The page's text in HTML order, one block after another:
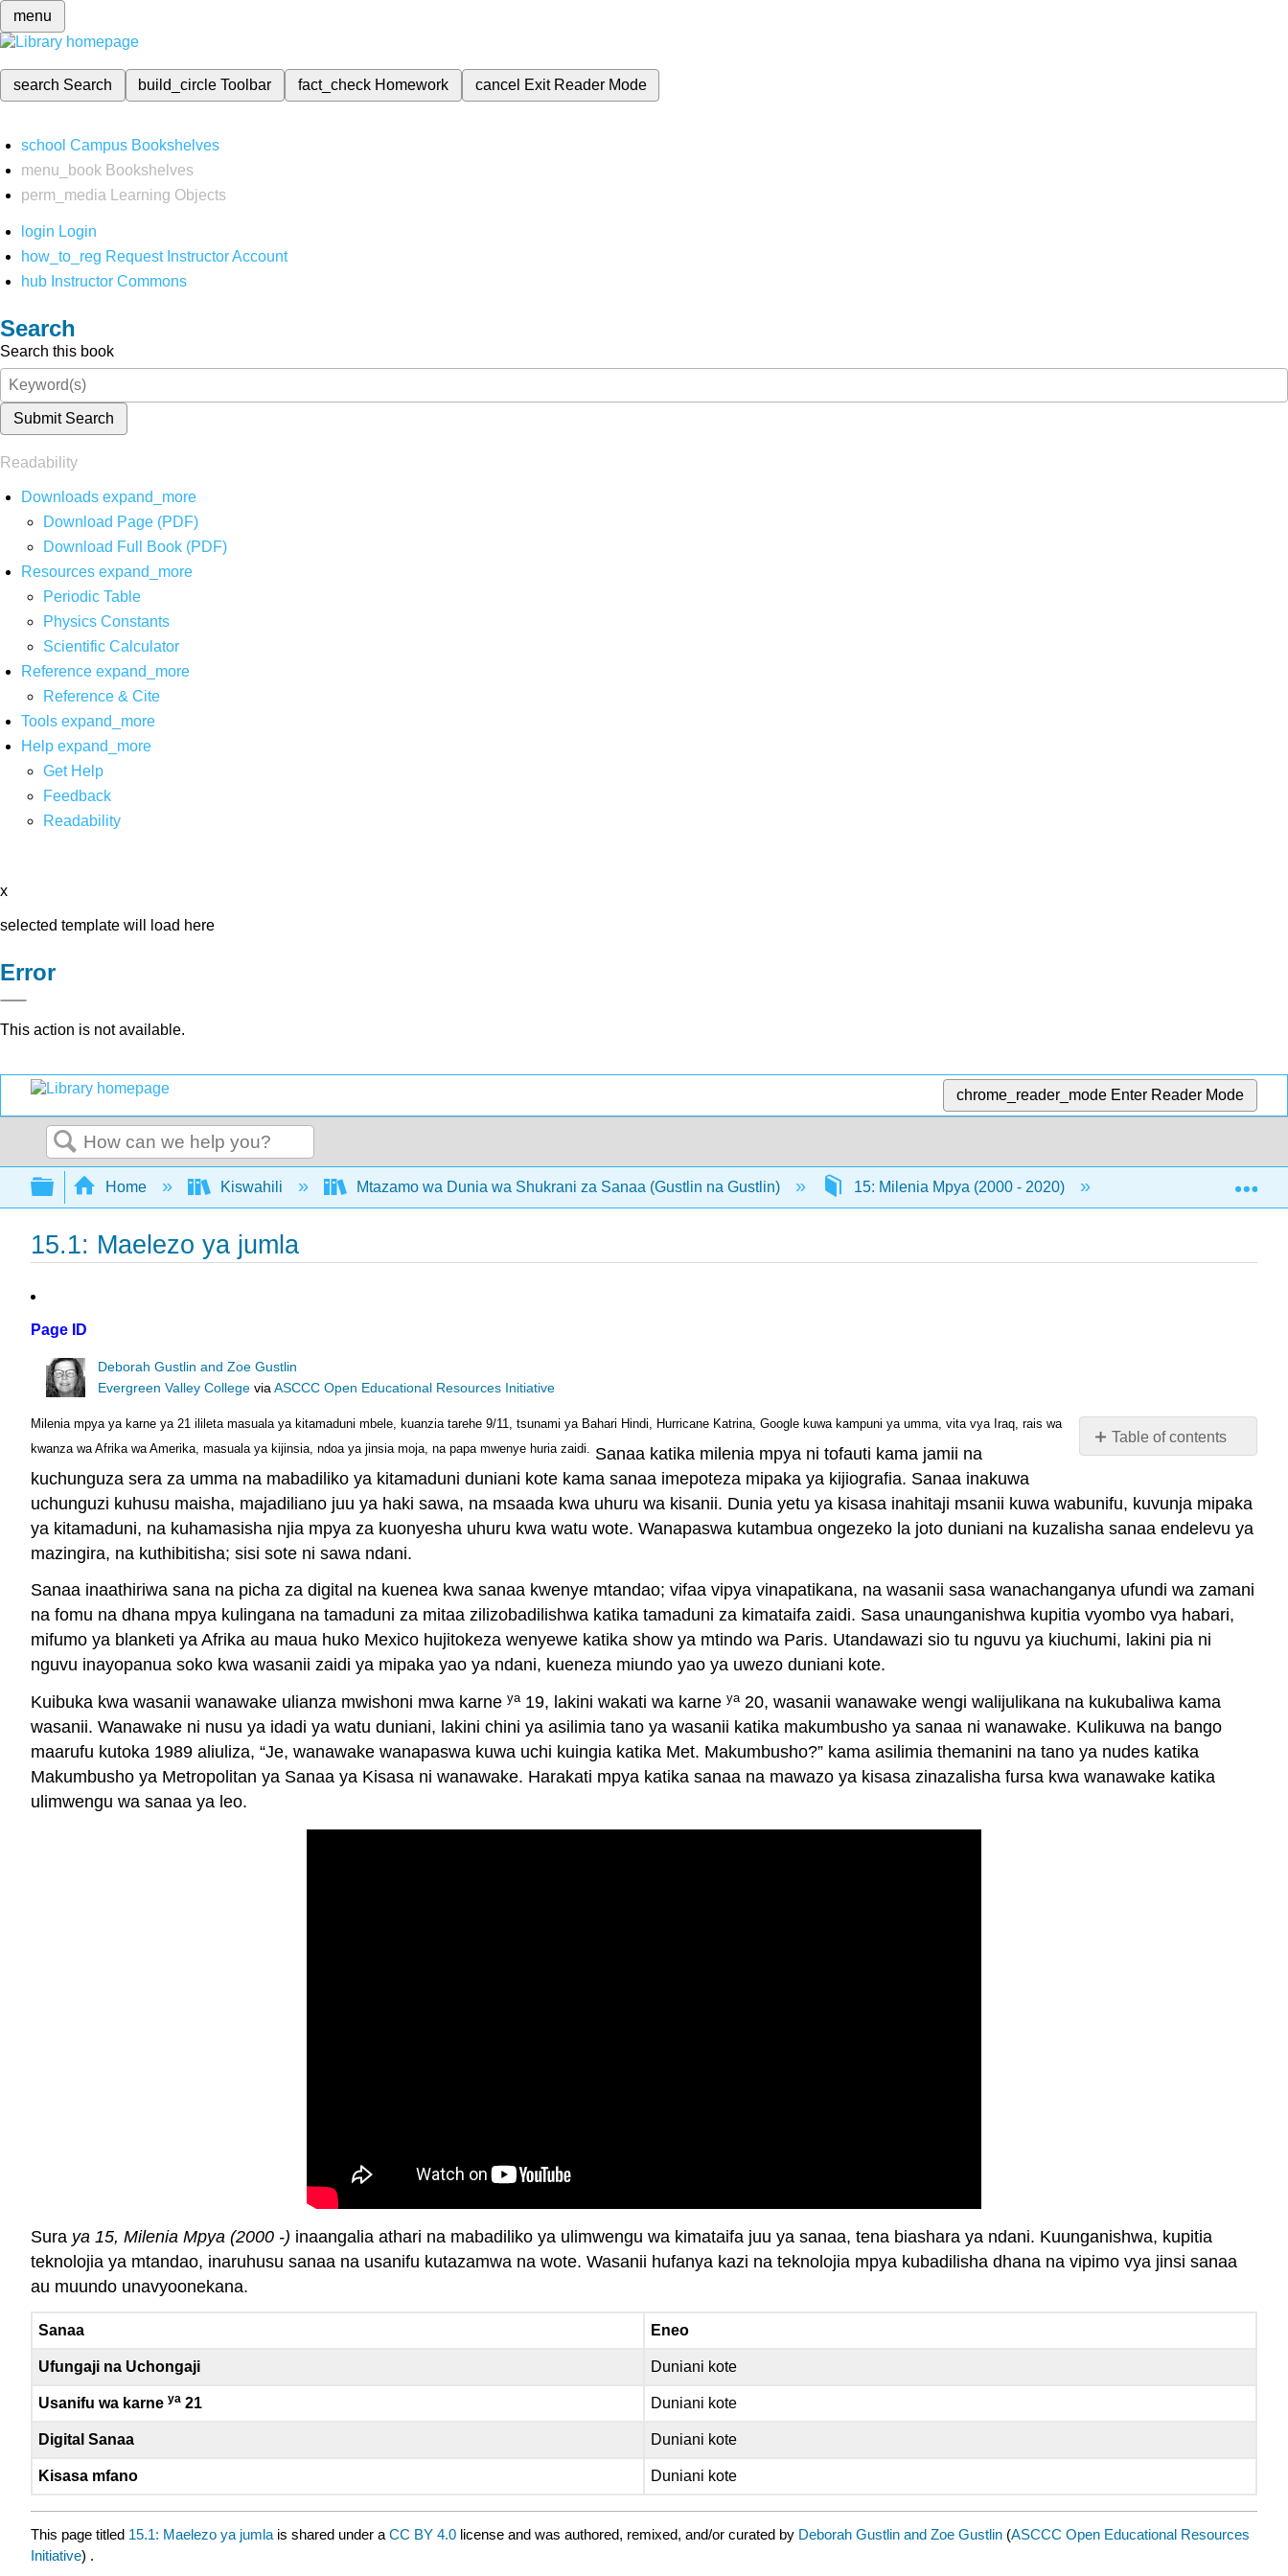
menu
search Search build_circleToolbar fact_check Homework cancel Exit Reader Mode
school Campus Bookshelves
menu_book Bookshelves
perm_media
Learning Objects
login Login
how_to_reg Request Instructor Account
hub Instructor Commons
Search
Search this book
Submit Search
Readability
Downloads expand_more
Download Page (PDF)
Download Full Book (PDF)
Resources expand_more
Periodic Table
Physics Constants
Scientific Calculator
Reference expand_more
Reference & Cite
Tools expand_more
Help expand_more
Get Help
Feedback
Readability
x
selected template will load here
Error
This action is not available.
chrome_reader_mode Enter Reader Mode
Search
Expand/collapse global hierarchy
Home Kiswahili Mtazamo wa Dunia wa Shukrani za Sanaa (Gustlin na Gustlin) 15: Milenia Mpya (2000 - 2020) 15.1: Maelezo ya
15.1: Maelezo ya jumla
Page ID
Deborah Gustlin and Zoe Gustlin
Evergreen Valley College viaASCCC Open Educational Resources Initiative
Table of contents
No
Milenia mpya ya karne ya 21 ilileta masuala ya kitamaduni mbele, kuanzia tarehe 9/11, tsunami ya Bahari Hindi, Hurricane Katrina, Google kuwa kampuni ya umma, vita vya Iraq, rais wa
kwanza wa Afrika wa Amerika, masuala ya kijinsia, ndoa ya jinsia moja, na papa mwenye huria zaidi. Sanaa katika milenia mpya ni tofauti kama jamii na
kuchunguza sera za umma na mabadiliko ya kitamaduni duniani kote kama sanaa imepoteza mipaka ya kijiografia. Sanaa inakuwa
uchunguzi kuhusu maisha, majadiliano juu ya haki sawa, na msaada kwa uhuru wa kisanii. Dunia yetu ya kisasa inahitaji msanii kuwa wabunifu, kuvunja mipaka
ya kitamaduni, na kuhamasisha njia mpya za kuonyesha uhuru kwa watu wote. Wanapaswa kutambua ongezeko la joto duniani na kuzalisha sanaa endelevu ya
mazingira, na kuthibitisha; sisi sote ni sawa ndani.
Sanaa inaathiriwa sana na picha za digital na kuenea kwa sanaa kwenye mtandao; vifaa vipya vinapatikana, na wasanii sasa wanachanganya ufundi wa zamani
na fomu na dhana mpya kulingana na tamaduni za mitaa zilizobadilishwa katika tamaduni za kimataifa zaidi. Sasa unaunganishwa kupitia vyombo vya habari,
mifumo ya blanketi ya Afrika au maua huko Mexico hujitokeza wenyewe katika show ya mtindo wa Paris. Utandawazi sio tu nguvu ya kiuchumi, lakini pia ni
nguvu inayopanua soko kwa wasanii zaidi ya mipaka yao ya ndani, kueneza miundo yao ya uwezo duniani kote.
Kuibuka kwa wasanii wanawake ulianza mwishoni mwa karne ya19, lakini wakati wa karne ya20, wasanii wanawake wengi walijulikana na kukubaliwa kama
wasanii. Wanawake ni nusu ya idadi ya watu duniani, lakini chini ya asilimia tano ya wasanii katika makumbusho ya sanaa ni wanawake. Kulikuwa na bango
maarufu kutoka 1989 aliuliza, “Je, wanawake wanapaswa kuwa uchi kuingia katika Met. Makumbusho?” kama asilimia themanini na tano ya nudes katika
Makumbusho ya Metropolitan ya Sanaa ya Kisasa ni wanawake. Harakati mpya katika sanaa na mawazo ya kisasa zinazalisha fursa kwa wanawake katika
ulimwengu wa sanaa ya leo.
Sura ya 15, Milenia Mpya (2000 -) inaangalia athari na mabadiliko ya ulimwengu wa kimataifa juu ya sanaa, tena biashara ya ndani. Kuunganishwa, kupitia
teknolojia ya mtandao, inaruhusu sanaa na usanifu kutazamwa na wote. Wasanii hufanya kazi na teknolojia mpya kubadilisha dhana na vipimo vya jinsi sanaa
au muundo unavyoonekana.
Sanaa Eneo
Ufungaji na Uchongaji Duniani kote
Usanifu wa karneya 21 Duniani kote
Digital Sanaa Duniani kote
Kisasa mfano Duniani kote
This page titled 15.1: Maelezo ya jumla is shared under a CC BY 4.0 license and was authored, remixed, and/or curated by Deborah Gustlin and Zoe Gustlin (ASCCC Open Educational Resources
Initiative) .